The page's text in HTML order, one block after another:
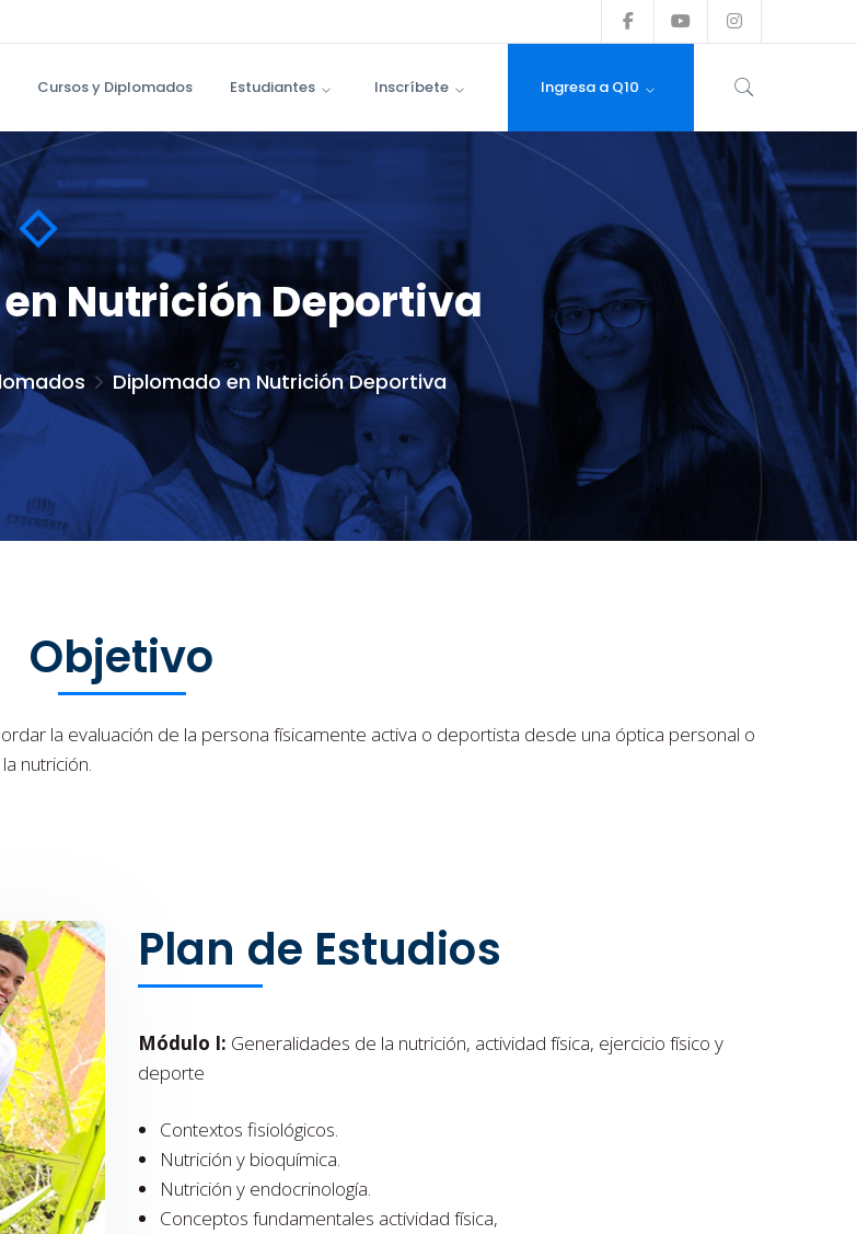
FacebookYoutubeInstagram
Cursos y Diplomados Estudiantes Inscríbete Ingresa a Q10
Nutrición Deportiva
Diplomado en Nutrición Deportiva
Objetivo
la evaluación de la persona físicamente activa o deportista desde una óptica personal o
nutrición.
Plan de Estudios
Módulo I: Generalidades de la nutrición, actividad física, ejercicio físico y
deporte
Contextos ­fisiológicos.
Nutrición y bioquímica.
Nutrición y endocrinología.
Conceptos fundamentales actividad física,